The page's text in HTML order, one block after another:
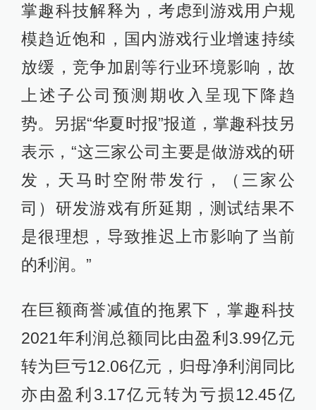
掌趣科技解释为，考虑到游戏用户规
模趋近饱和，国内游戏行业增速持续
放缓，竞争加剧等行业环境影响，故
上述子公司预测期收入呈现下降趋
势。另据“华夏时报”报道，掌趣科技另
表示，“这三家公司主要是做游戏的研
发，天马时空附带发行，（三家公
司）研发游戏有所延期，测试结果不
是很理想，导致推迟上市影响了当前
的利润。”
在巨额商誉减值的拖累下，掌趣科技
2021年利润总额同比由盈利3.99亿元
转为巨亏12.06亿元，归母净利润同比
亦由盈利3.17亿元转为亏损12.45亿